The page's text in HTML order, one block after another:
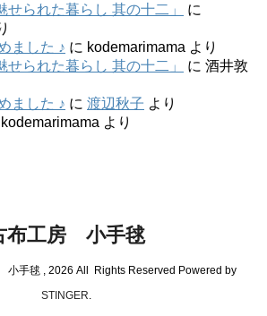
られた暮らし 其の十二」
に
ました ♪ に kodemarimama より
られた暮らし 其の十二」
に 酒井敦
ました ♪ に 渡辺秋子 より
kodemarimama より
布工房 小手毬
手毬 , 2026 All Rights Reserved Powered by
STINGER